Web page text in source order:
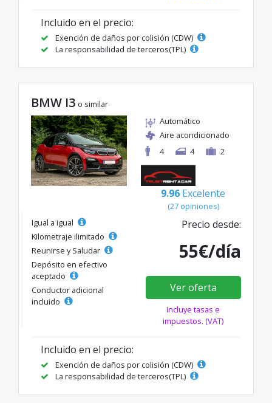
Incluido en el precio:
Exención de daños por colisión (CDW)
La responsabilidad de terceros(TPL)
BMW I3 o similar
Automático
Aire acondicionado
4
4 2
9.96 Excelente
(27 opiniones)
Igual a igual
Kilometraje ilimitado
Reunirse y Saludar
Depósito en efectivo
aceptado
Conductor adicional
incluido
Precio desde:
55€/día
Ver oferta
Incluye tasas e
impuestos. (VAT)
Incluido en el precio:
Exención de daños por colisión (CDW)
La responsabilidad de terceros(TPL)